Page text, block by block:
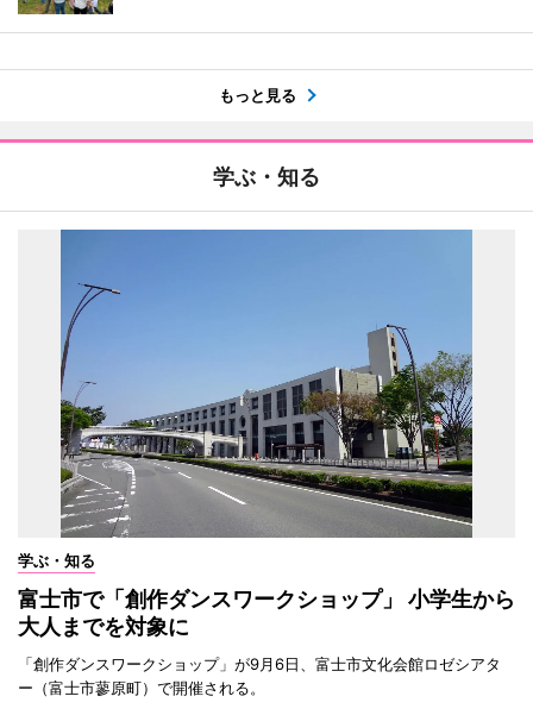
もっと見る
学ぶ・知る
学ぶ・知る
富士市で「創作ダンスワークショップ」 小学生から
大人までを対象に
「創作ダンスワークショップ」が9月6日、富士市文化会館ロゼシアタ
ー（富士市蓼原町）で開催される。